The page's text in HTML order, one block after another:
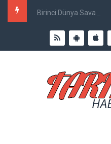
Birinci Dünya